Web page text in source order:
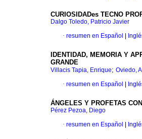
CURIOSIDADes TECNO
Dalgo Toledo, Patricio Javier
· resumen en Español
IDENTIDAD, MEMORIA Y
GRANDE
Villacis Tapia, Enrique; Oviedo,
· resumen en Español
ÁNGELES Y PROFETAS
Pérez Pezoa, Diego
· resumen en Español